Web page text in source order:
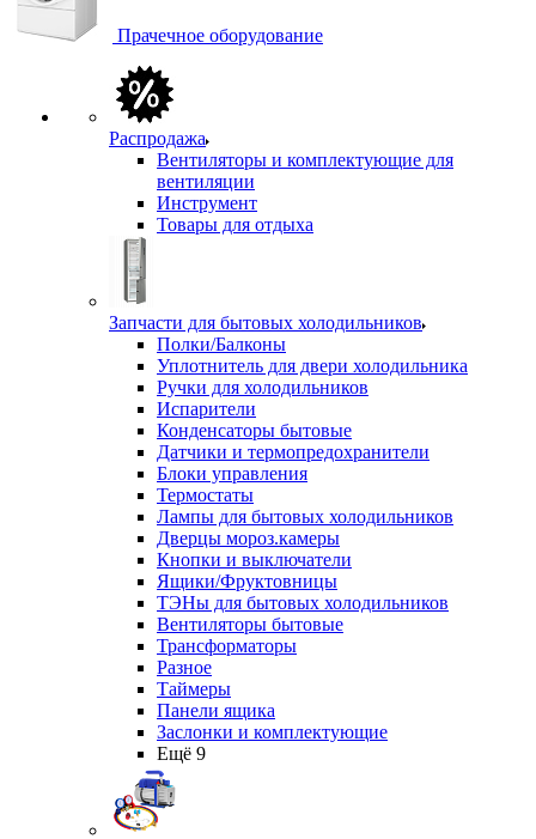
Прачечное оборудование
Распродажа
Вентиляторы и комплектующие для
вентиляции
Инструмент
Товары для отдыха
Запчасти для бытовых холодильников
Полки/Балконы
Уплотнитель для двери холодильника
Ручки для холодильников
Испарители
Конденсаторы бытовые
Датчики и термопредохранители
Блоки управления
Термостаты
Лампы для бытовых холодильников
Дверцы мороз.камеры
Кнопки и выключатели
Ящики/Фруктовницы
ТЭНы для бытовых холодильников
Вентиляторы бытовые
Трансформаторы
Разное
Таймеры
Панели ящика
Заслонки и комплектующие
Ещё 9